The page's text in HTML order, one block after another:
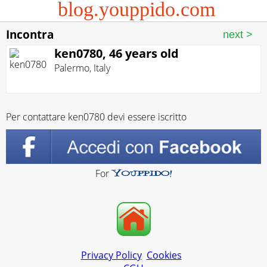
blog.youppido.com
Incontra
ken0780, 46 years old
Palermo, Italy
Per contattare ken0780 devi essere iscritto
For
Privacy Policy Cookies